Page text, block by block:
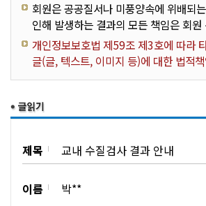
회원은 공공질서나 미풍양속에 위배되
인해 발생하는 결과의 모든 책임은 회
개인정보보호법 제59조 제3호에 따라
글(글, 텍스트, 이미지 등)에 대한 법적
제목 교내 수질검사 결과 안내
이름 박**